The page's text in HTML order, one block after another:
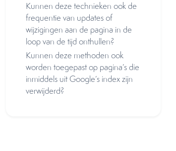
Kunnen deze technieken ook de
frequentie van updates of
wijzigingen aan de pagina in de
loop van de tijd onthullen?
Kunnen deze methoden ook
worden toegepast op pagina’s die
inmiddels uit Google’s index zijn
verwijderd?